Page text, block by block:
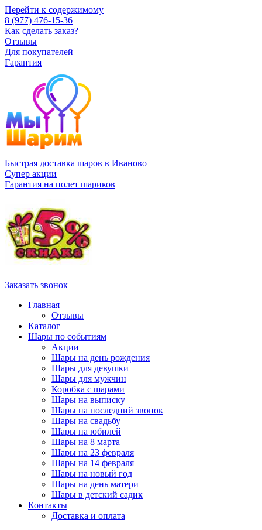
Перейти к содержимому
8 (977) 476-15-36
Как сделать заказ?
Отзывы
Для покупателей
Гарантия
Быстрая доставка шаров в Иваново
Супер акции
Гарантия на полет шариков
Заказать звонок
Главная
Отзывы
Каталог
Шары по событиям
Акции
Шары на день рождения
Шары для девушки
Шары для мужчин
Коробка с шарами
Шары на выписку
Шары на последний звонок
Шары на свадьбу
Шары на юбилей
Шары на 8 марта
Шары на 23 февраля
Шары на 14 февраля
Шары на новый год
Шары на день матери
Шары в детский садик
Контакты
Доставка и оплата